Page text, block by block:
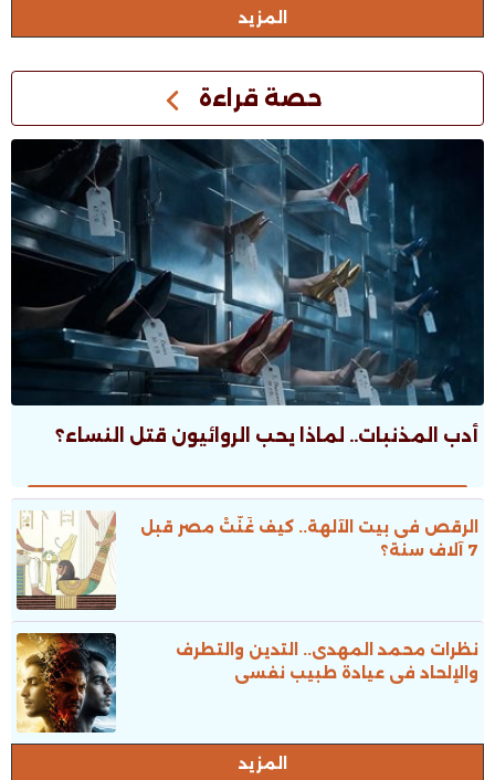
المزيد
حصة قراءة
أدب المذنبات.. لماذا يحب الروائيون قتل النساء؟
الرقص فى بيت الآلهة.. كيف غَنَّتْ مصر قبل
7 آلاف سنة؟
نظرات محمد المهدى.. التدين والتطرف
والإلحاد فى عيادة طبيب نفسى
المزيد